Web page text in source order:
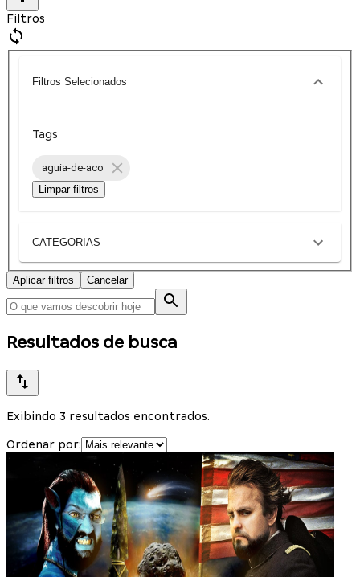
Filtros
Filtros Selecionados
Tags
aguia-de-aco
Limpar filtros
CATEGORIAS
Aplicar filtros Cancelar
Resultados de busca
Exibindo 3 resultados encontrados.
Ordenar por: